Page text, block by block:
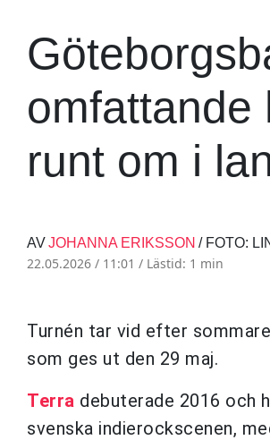
omfattande
runt om i
AVJOHANNA ERIKSSON / FOTO:
22.05.2026 / 11:01 / Lästid: 1 min
Turnén tar vid efter
som ges ut den 29 maj.
Terra debuterade 2016 och
svenska indierockscenen,